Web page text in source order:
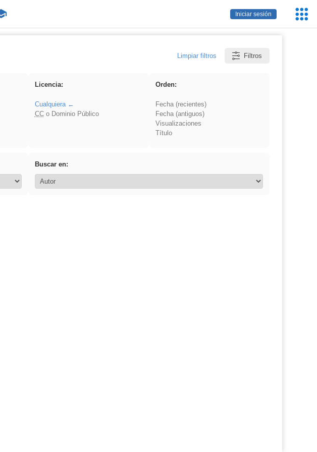
Iniciar sesión
Limpiar filtros Filtros
Licencia:
Cualquiera
CCo Dominio Público
Orden:
Fecha (recientes)
Fecha (antiguos)
Visualizaciones
Título
Buscar en: